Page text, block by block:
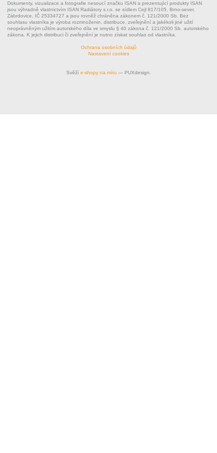
Dokumenty, vizualizace a fotografie nesoucí značku ISAN a prezentující produkty ISAN
jsou výhradně vlastnictvím ISAN Radiátory s.r.o. se sídlem Cejl 817/105, Brno-sever,
Zábrdovice, IČ 25334727 a jsou rovněž chráněna zákonem č. 121/2000 Sb. Bez
souhlasu vlastníka je výroba rozmnoženin, distribuce, zveřejnění a jakékoli jiné užití
neoprávněným užitím autorského díla ve smyslu § 40 zákona č. 121/2000 Sb. autorského
zákona. K jejich distribuci či zveřejnění je nutno získat souhlas od vlastníka.
Ochrana osobních údajů
Nastavení cookies
Svěží e-shopy na míru — PUXdesign.